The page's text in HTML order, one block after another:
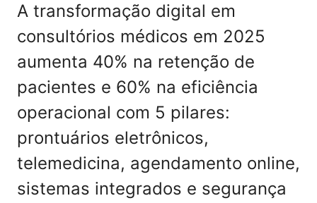
A transformação digital em
consultórios médicos em 2025
aumenta 40% na retenção de
pacientes e 60% na eficiência
operacional com 5 pilares:
prontuários eletrônicos,
telemedicina, agendamento online,
sistemas integrados e segurança